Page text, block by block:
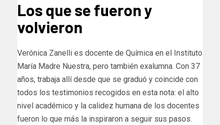
Los que se fueron y
volvieron
Verónica Zanelli es docente de Química en el Instituto
María Madre Nuestra, pero también exalumna. Con 37
años, trabaja allí desde que se graduó y coincide con
todos los testimonios recogidos en esta nota: el alto
nivel académico y la calidez humana de los docentes
fueron lo que más la inspiraron a seguir sus pasos.